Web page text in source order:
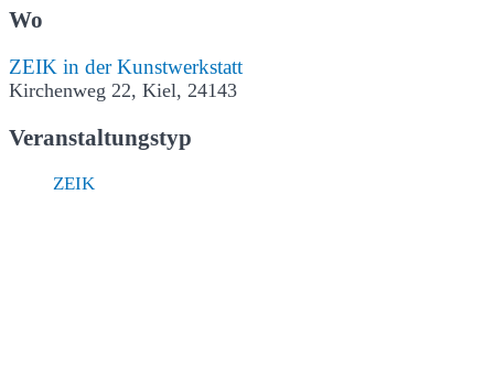
Wo
ZEIK in der Kunstwerkstatt
Kirchenweg 22, Kiel, 24143
Veranstaltungstyp
ZEIK